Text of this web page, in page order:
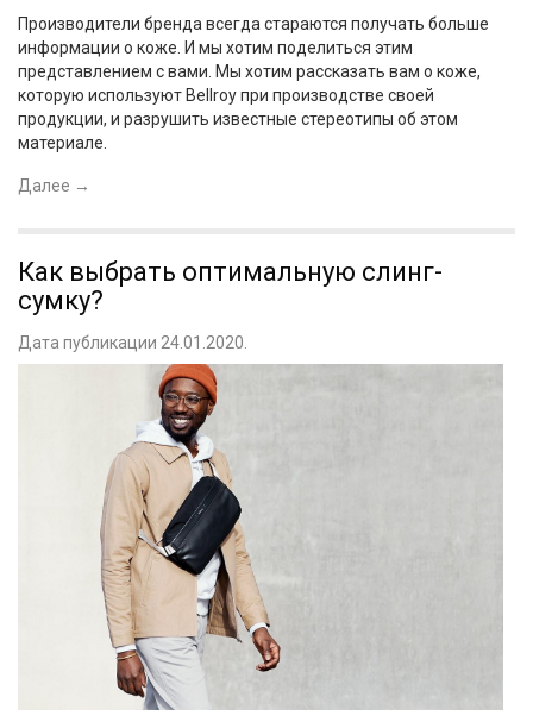
Производители бренда всегда стараются получать больше
информации о коже. И мы хотим поделиться этим
представлением с вами. Мы хотим рассказать вам о коже,
которую используют Bellroy при производстве своей
продукции, и разрушить известные стереотипы об этом
материале.
Далее →
Как выбрать оптимальную слинг-
сумку?
Дата публикации 24.01.2020.